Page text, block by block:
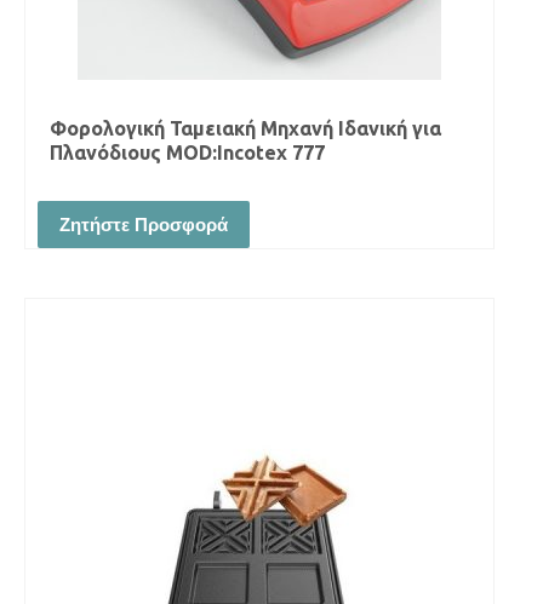
Φορολογική Ταμειακή Μηχανή Ιδανική για
Πλανόδιους MOD:Incotex 777
Ζητήστε Προσφορά